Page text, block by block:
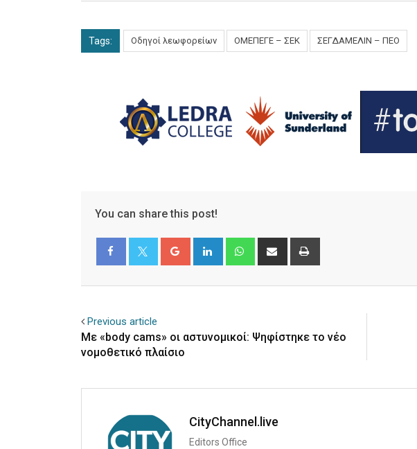
Tags: Οδηγοί λεωφορείων ΟΜΕΠΕΓΕ – ΣΕΚ ΣΕΓΔΑΜΕΛΙΝ – ΠΕΟ
You can share this post!
Google+ LinkedIn WhatsappShare
Previous article
Με «body cams» οι αστυνομικοί: Ψηφίστηκε το νέο
νομοθετικό πλαίσιο
CityChannel.live
Editors Office